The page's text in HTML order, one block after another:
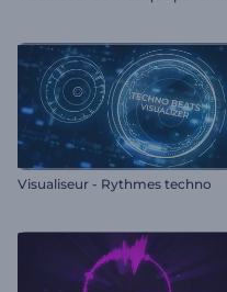
Visualiseur - Rythmes techno